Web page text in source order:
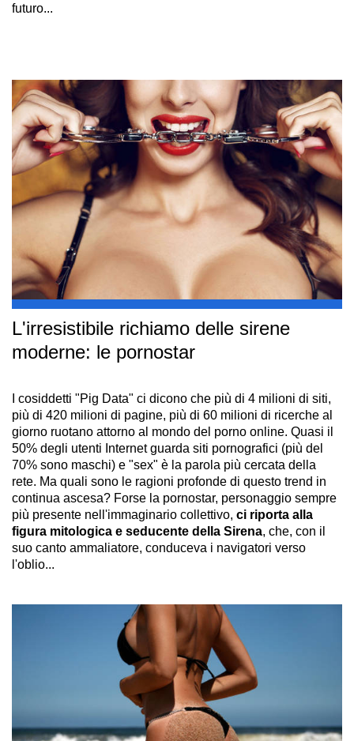
futuro...
L'irresistibile richiamo delle sirene
moderne: le pornostar
I cosiddetti "Pig Data" ci dicono che più di 4 milioni di siti,
più di 420 milioni di pagine, più di 60 milioni di ricerche al
giorno ruotano attorno al mondo del porno online. Quasi il
50% degli utenti Internet guarda siti pornografici (più del
70% sono maschi) e "sex" è la parola più cercata della
rete. Ma quali sono le ragioni profonde di questo trend in
continua ascesa? Forse la pornostar, personaggio sempre
più presente nell'immaginario collettivo, ci riporta alla
figura mitologica e seducente della Sirena, che, con il
suo canto ammaliatore, conduceva i navigatori verso
l'oblio...